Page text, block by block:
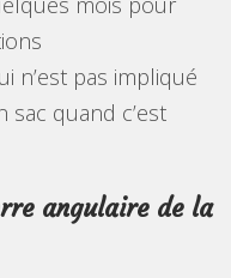
n’est pas impliqué
quand c’est
angulaire de la